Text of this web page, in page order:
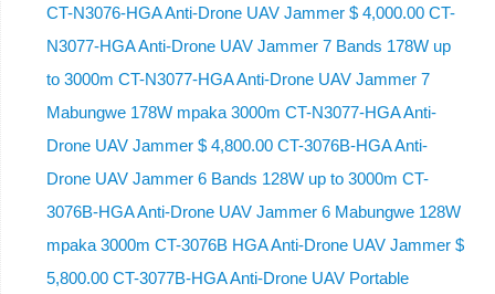
CT-N3076-HGA ​​Anti-Drone UAV Jammer $ 4,000.00 CT-
N3077-HGA Anti-Drone UAV Jammer 7 Bands 178W up
to 3000m CT-N3077-HGA Anti-Drone UAV Jammer 7
Mabungwe 178W mpaka 3000m CT-N3077-HGA Anti-
Drone UAV Jammer $ 4,800.00 CT-3076B-HGA Anti-
Drone UAV Jammer 6 Bands 128W up to 3000m CT-
3076B-HGA Anti-Drone UAV Jammer 6 Mabungwe 128W
mpaka 3000m CT-3076B HGA Anti-Drone UAV Jammer $
5,800.00 CT-3077B-HGA Anti-Drone UAV Portable